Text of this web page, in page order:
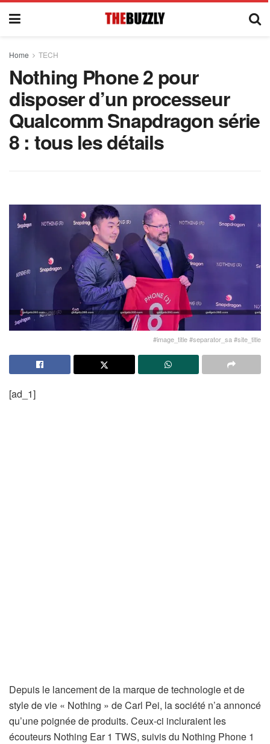
Home TECH
Nothing Phone 2 pour
disposer d’un processeur
Qualcomm Snapdragon série
8 : tous les détails
#image_title #separator_sa #site_title
[ad_1]
Depuis le lancement de la marque de technologie et de
style de vie « Nothing » de Carl Pei, la société n’a annoncé
qu’une poignée de produits. Ceux-ci incluraient les
écouteurs Nothing Ear 1 TWS, suivis du Nothing Phone 1